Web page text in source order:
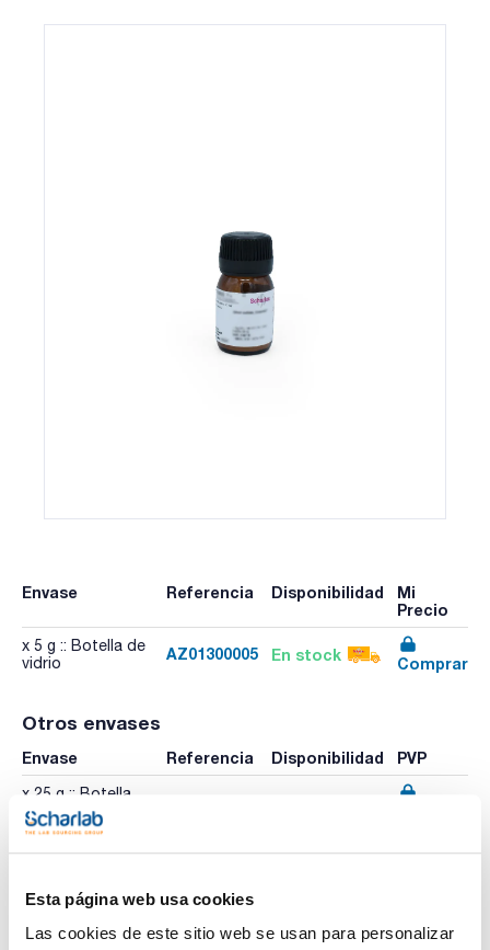
Esta página web usa cookies
Las cookies de este sitio web se usan para personalizar
Envase Referencia Disponibilidad
Mi
Precio
x 5 g :: Botella de
vidrio
AZ01300005 En stock Comprar
Otros envases
Envase Referencia Disponibilidad PVP
x 25 g :: Botella
de vidrio
Imprimir ficha de
producto